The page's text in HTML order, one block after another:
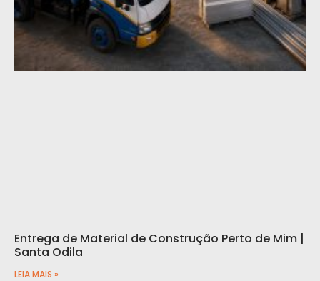
Entrega de Material de Construção Perto de Mim |
Santa Odila
LEIA MAIS »